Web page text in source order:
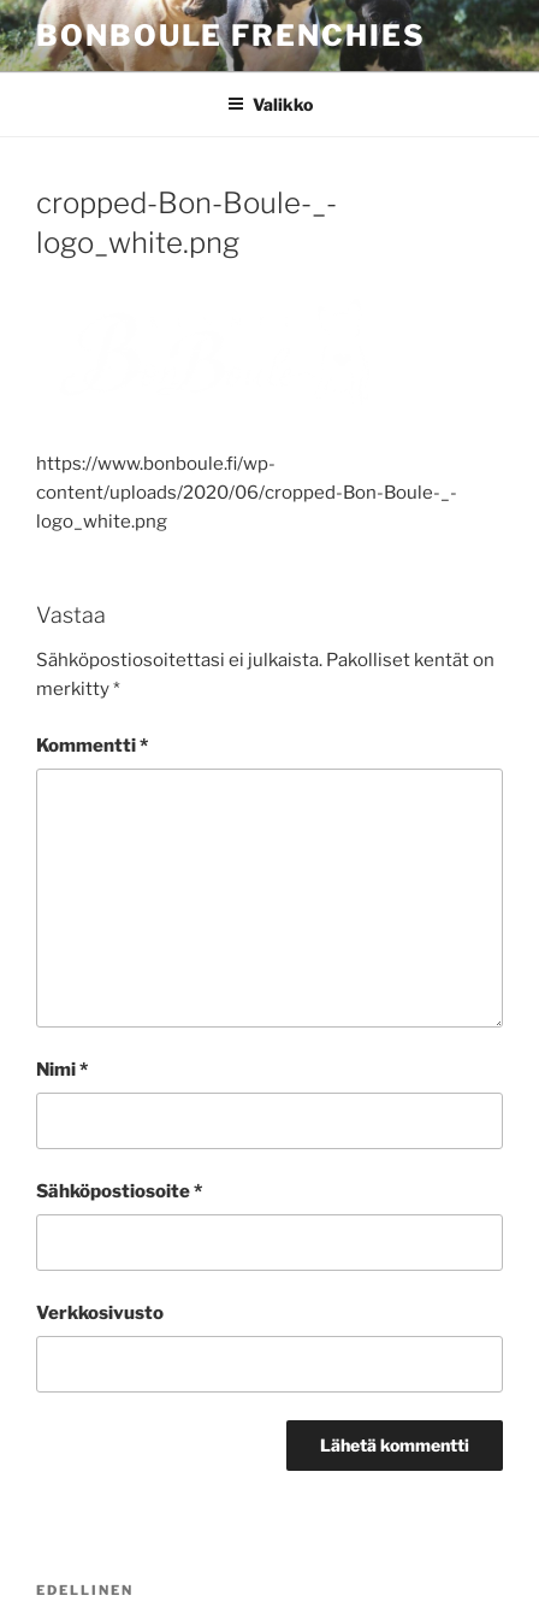
Siirry
sisältöönBONBOULE FRENCHIES
Valikko
cropped-Bon-Boule-_-
logo_white.png
https://www.bonboule.fi/wp-
content/uploads/2020/06/cropped-Bon-Boule-_-
logo_white.png
Vastaa
Sähköpostiosoitettasi ei julkaista. Pakolliset kentät on
merkitty*
Kommentti*
Nimi*
Sähköpostiosoite*
Verkkosivusto
Edellinen
EDELLINEN